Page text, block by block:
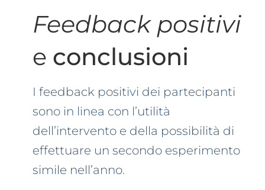
Feedback positivi
e conclusioni
I feedback positivi dei partecipanti
sono in linea con l’utilità
dell’intervento e della possibilità di
effettuare un secondo esperimento
simile nell’anno.